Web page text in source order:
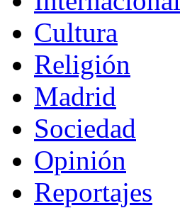
Cultura
Religión
Madrid
Sociedad
Opinión
Reportajes